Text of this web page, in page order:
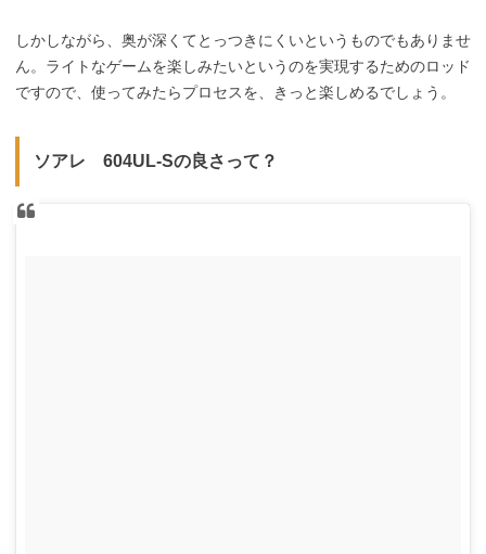
しかしながら、奥が深くてとっつきにくいというものでもありませ
ん。ライトなゲームを楽しみたいというのを実現するためのロッド
ですので、使ってみたらプロセスを、きっと楽しめるでしょう。
ソアレ 604UL-Sの良さって？